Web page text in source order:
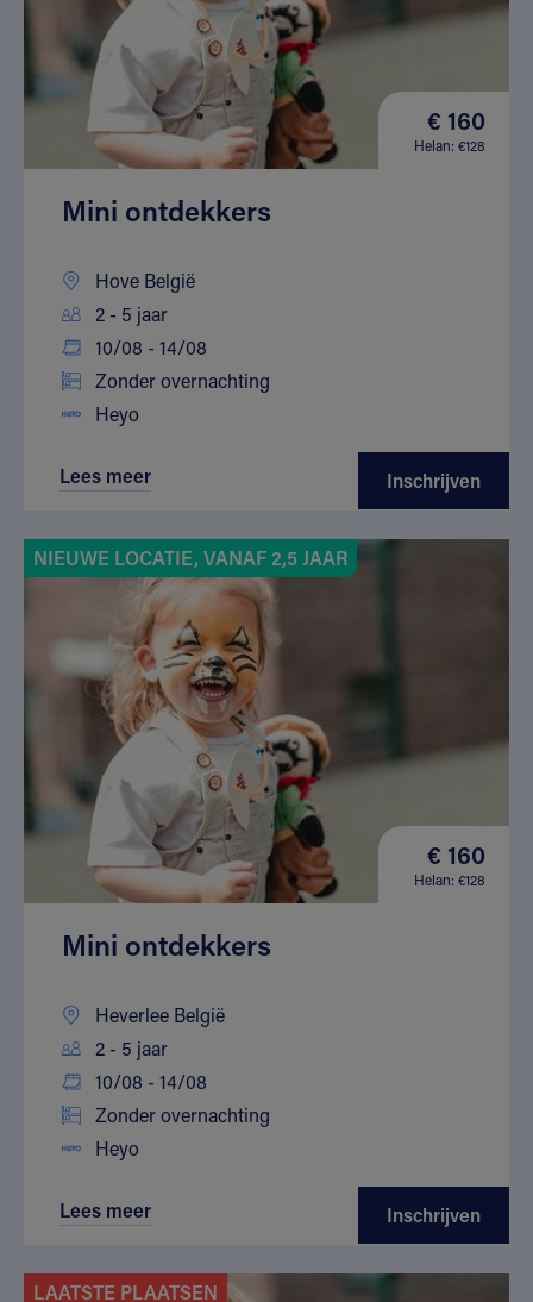
€ 160
Helan: €128
Mini ontdekkers
Hove België
2 - 5 jaar
10/08 - 14/08
Zonder overnachting
Heyo
Lees meer Inschrijven
NIEUWE LOCATIE, VANAF 2,5 JAAR
€ 160
Helan: €128
Mini ontdekkers
Heverlee België
2 - 5 jaar
10/08 - 14/08
Zonder overnachting
Heyo
Lees meer Inschrijven
LAATSTE PLAATSEN